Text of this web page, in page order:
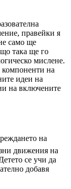
правейки я
само ще
така ще го
мислене.
компоненти на
идеи на
на включените
на
движения на
се учи да
добавя